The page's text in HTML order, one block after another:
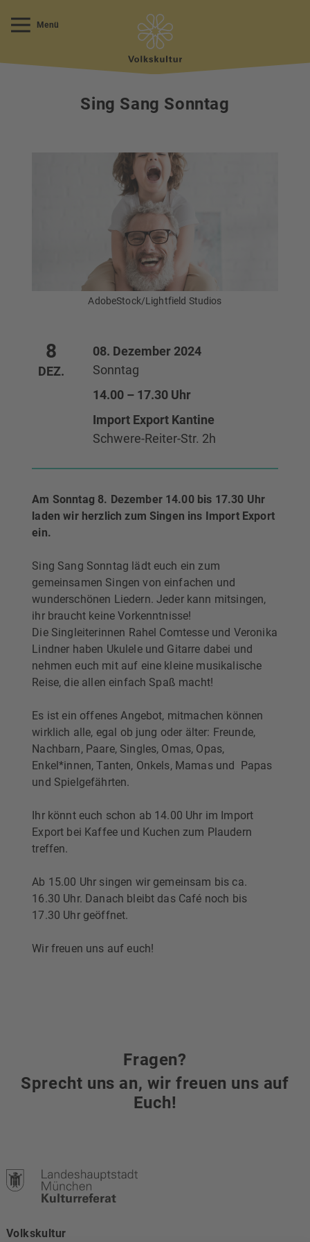
Menü
Sing Sang Sonntag
AdobeStock/Lightfield Studios
8
DEZ.
08. Dezember 2024
Sonntag
14.00 – 17.30 Uhr
Import Export Kantine
Schwere-Reiter-Str. 2h
Am Sonntag 8. Dezember 14.00 bis 17.30 Uhr
laden wir herzlich zum Singen ins Import Export
ein.
Sing Sang Sonntag lädt euch ein zum
gemeinsamen Singen von einfachen und
wunderschönen Liedern. Jeder kann mitsingen,
ihr braucht keine Vorkenntnisse!
Die Singleiterinnen Rahel Comtesse und Veronika
Lindner haben Ukulele und Gitarre dabei und
nehmen euch mit auf eine kleine musikalische
Reise, die allen einfach Spaß macht!
Es ist ein offenes Angebot, mitmachen können
wirklich alle, egal ob jung oder älter: Freunde,
Nachbarn, Paare, Singles, Omas, Opas,
Enkel*innen, Tanten, Onkels, Mamas und Papas
und Spielgefährten.
Ihr könnt euch schon ab 14.00 Uhr im Import
Export bei Kaffee und Kuchen zum Plaudern
treffen.
Ab 15.00 Uhr singen wir gemeinsam bis ca.
16.30 Uhr. Danach bleibt das Café noch bis
17.30 Uhr geöffnet.
Wir freuen uns auf euch!
Fragen?
Sprecht uns an, wir freuen uns auf
Euch!
Volkskultur